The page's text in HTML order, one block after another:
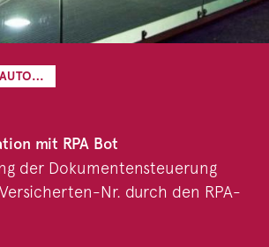
PROZESS AUTOMATION
mit RPA Bot
der Dokumentensteuerung
Nr. durch den RPA-